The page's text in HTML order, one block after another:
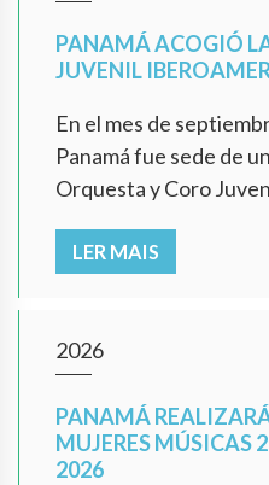
PANAMÁ ACOGIÓ
JUVENIL
En el mes de
Panamá fue sede de
Orquesta y Coro
LER MAIS
2026
PANAMÁ
MUJERES MÚSICAS
2026